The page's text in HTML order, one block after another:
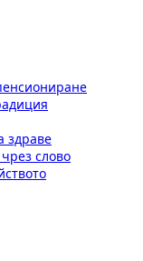
здраве
слово